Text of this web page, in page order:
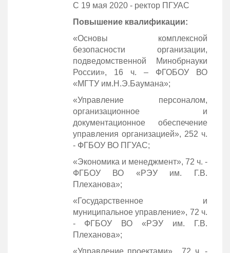
С 19 мая 2020 - ректор ПГУАС
Повышение квалификации:
«Основы комплексной
безопасности организации,
подведомственной Минобрнауки
России», 16 ч. – ФГОБОУ ВО
«МГТУ им.Н.Э.Баумана»;
«Управление персоналом,
организационное и
документационное обеспечение
управления организацией», 252 ч.
- ФГБОУ ВО ПГУАС;
«Экономика и менеджмент», 72 ч. -
ФГБОУ ВО «РЭУ им. Г.В.
Плеханова»;
«Государственное и
муниципальное управление», 72 ч.
- ФГБОУ ВО «РЭУ им. Г.В.
Плеханова»;
«Управление проектами» , 72 ч. -